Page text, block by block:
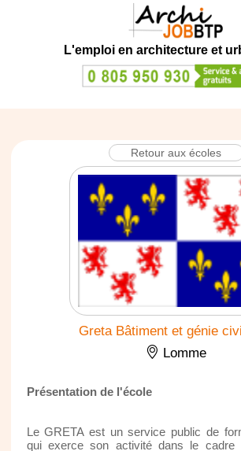
L'emploi en architecture et
Retour aux écoles
Greta Bâtiment et génie
Lomme
Présentation de l'école
Le GRETA est un service public de
qui exerce son activité dans le cadre